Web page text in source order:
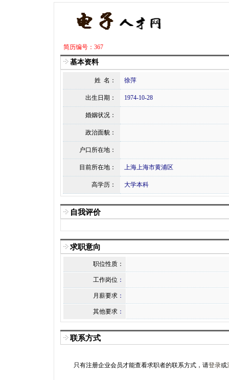
简历编号：367
基本资料
姓 名： 徐萍
出生日期： 1974-10-28
婚姻状况：
政治面貌：
户口所在地：
目前所在地： 上海上海市黄浦区
高学历： 大学本科
自我评价
求职意向
职位性质：
工作岗位 ：
月薪要求 ：
其他要求 ：
联系方式
只有注册企业会员才能查看求职者的联系方式，请登录或